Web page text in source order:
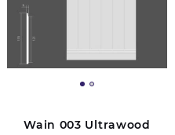
Wain 003 Ultrawood